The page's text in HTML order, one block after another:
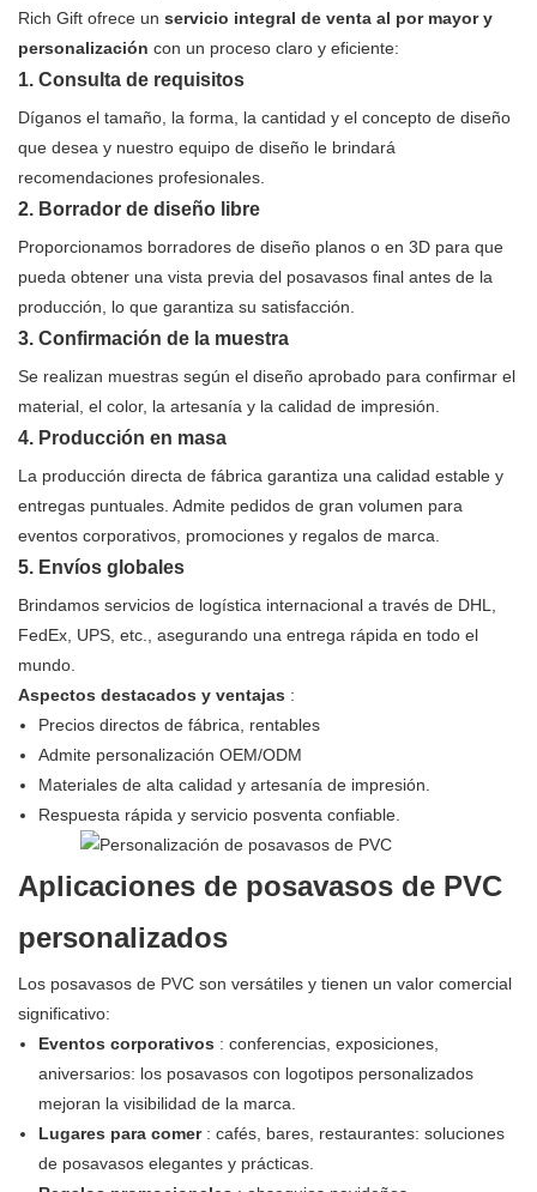
Rich Gift ofrece un servicio integral de venta al por mayor y
personalización con un proceso claro y eficiente:
1. Consulta de requisitos
Díganos el tamaño, la forma, la cantidad y el concepto de diseño
que desea y nuestro equipo de diseño le brindará
recomendaciones profesionales.
2. Borrador de diseño libre
Proporcionamos borradores de diseño planos o en 3D para que
pueda obtener una vista previa del posavasos final antes de la
producción, lo que garantiza su satisfacción.
3. Confirmación de la muestra
Se realizan muestras según el diseño aprobado para confirmar el
material, el color, la artesanía y la calidad de impresión.
4. Producción en masa
La producción directa de fábrica garantiza una calidad estable y
entregas puntuales. Admite pedidos de gran volumen para
eventos corporativos, promociones y regalos de marca.
5. Envíos globales
Brindamos servicios de logística internacional a través de DHL,
FedEx, UPS, etc., asegurando una entrega rápida en todo el
mundo.
Aspectos destacados y ventajas :
Precios directos de fábrica, rentables
Admite personalización OEM/ODM
Materiales de alta calidad y artesanía de impresión.
Respuesta rápida y servicio posventa confiable.
Aplicaciones de posavasos de PVC
personalizados
Los posavasos de PVC son versátiles y tienen un valor comercial
significativo:
Eventos corporativos : conferencias, exposiciones,
aniversarios: los posavasos con logotipos personalizados
mejoran la visibilidad de la marca.
Lugares para comer: cafés, bares, restaurantes: soluciones
de posavasos elegantes y prácticas.